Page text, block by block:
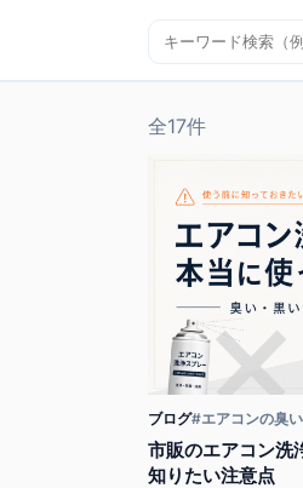
全17件
ブログ#エアコンの臭い
市販のエアコン洗
知りたい注意点